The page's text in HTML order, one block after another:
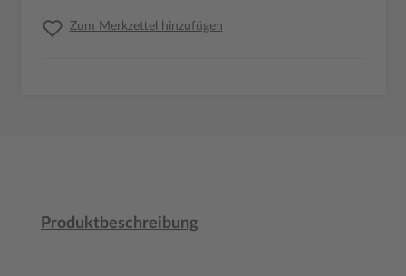
Zum Merkzettel hinzufügen
Produktbeschreibung